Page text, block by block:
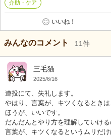
介助・ケア
いいね！
みんなのコメント 11件
三毛猫
2025/6/16
連投にて、失礼します。
やはり、言葉が、キツくなるとき
ほうが、いいです。
だんだんとやり方を理解していける
言葉が、キツくなるというムリだ